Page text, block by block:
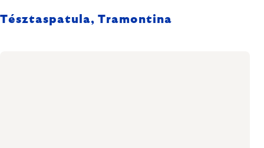
Tésztaspatula, Tramontina